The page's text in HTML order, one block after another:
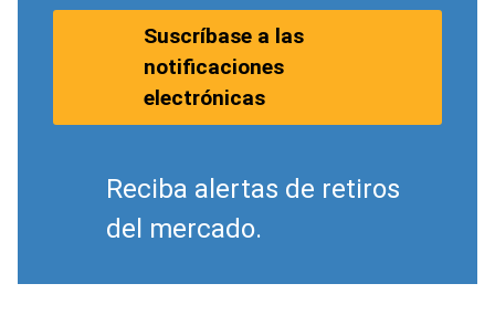
Suscríbase a las
notificaciones
electrónicas
Reciba alertas de retiros
del mercado.